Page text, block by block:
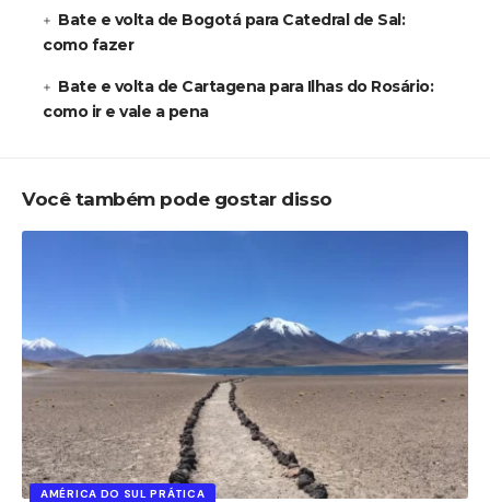
Bate e volta de Bogotá para Catedral de Sal:
como fazer
Bate e volta de Cartagena para Ilhas do Rosário:
como ir e vale a pena
Você também pode gostar disso
AMÉRICA DO SUL PRÁTICA